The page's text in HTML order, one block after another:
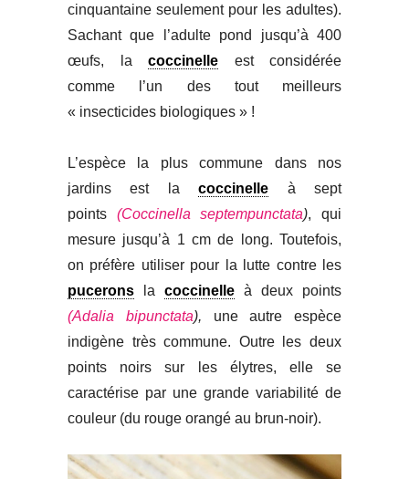
cinquantaine seulement pour les adultes).
Sachant que l’adulte pond jusqu’à 400
œufs, la coccinelle est considérée
comme l’un des tout meilleurs
« insecticides biologiques » !
L’espèce la plus commune dans nos
jardins est lacoccinelle à sept
points (Coccinella septempunctata), qui
mesure jusqu’à 1 cm de long. Toutefois,
on préfère utiliser pour la lutte contre les
pucerons la coccinelle à deux points
(Adalia bipunctata), une autre espèce
indigène très commune. Outre les deux
points noirs sur les élytres, elle se
caractérise par une grande variabilité de
couleur (du rouge orangé au brun-noir).